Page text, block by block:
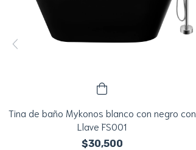
Tina de baño Mykonos blanco con negro con
Llave FS001
$30,500